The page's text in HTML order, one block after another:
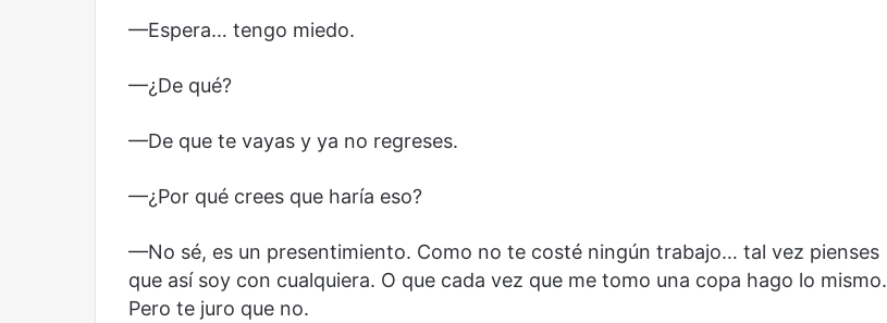
—Espera… tengo miedo.
—¿De qué?
—De que te vayas y ya no regreses.
—¿Por qué crees que haría eso?
—No sé, es un presentimiento. Como no te costé ningún trabajo… tal vez pienses
que así soy con cualquiera. O que cada vez que me tomo una copa hago lo mismo.
Pero te juro que no.